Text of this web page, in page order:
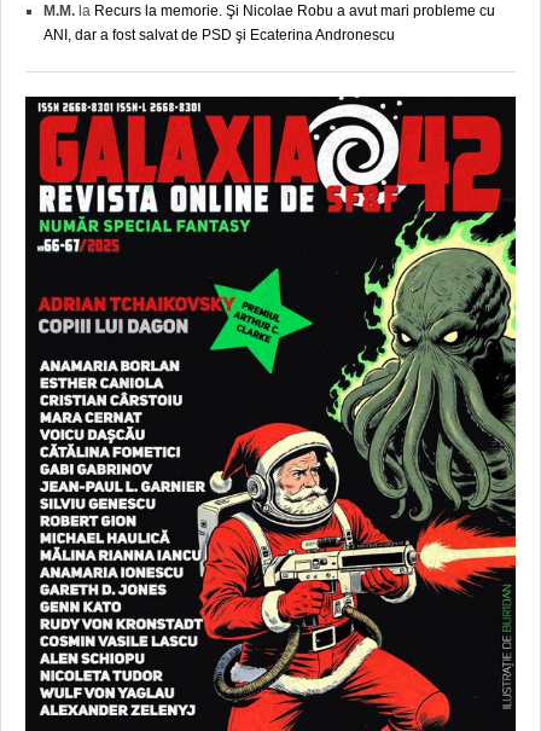
M.M. la Recurs la memorie. Şi Nicolae Robu a avut mari probleme cu
ANI, dar a fost salvat de PSD şi Ecaterina Andronescu